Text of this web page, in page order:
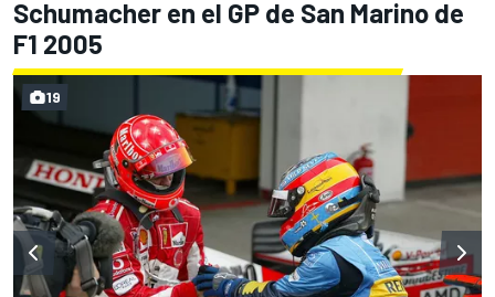
Schumacher en el GP de San Marino de
F1 2005
19